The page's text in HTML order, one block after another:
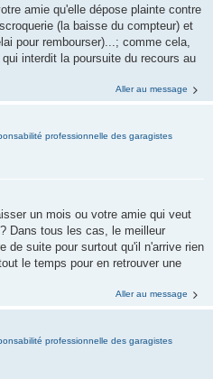
amie qu'elle dépose plainte contre
(la baisse du compteur) et
pour rembourser)...; comme cela,
interdit la poursuite du recours au
Aller au message
professionnelle des garagistes
un mois ou votre amie qui veut
Dans tous les cas, le meilleur
de suite pour surtout qu'il n'arrive rien
le temps pour en retrouver une
Aller au message
professionnelle des garagistes